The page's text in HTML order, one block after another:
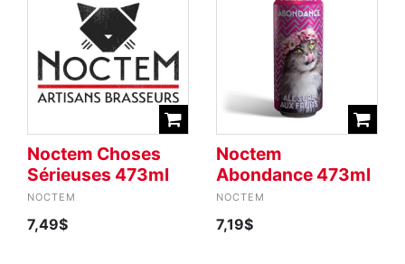
Noctem Choses
Sérieuses 473ml
NOCTEM
7,49$
Noctem
Abondance 473ml
NOCTEM
7,19$